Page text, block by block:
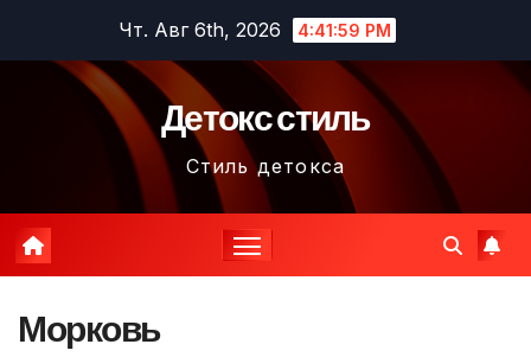
содержимому
Чт. Авг 6th, 2026 4:42:00 PM
Детокс стиль
Стиль детокса
Морковь